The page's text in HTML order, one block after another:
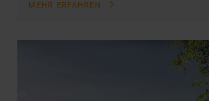
MEHR ERFAHREN